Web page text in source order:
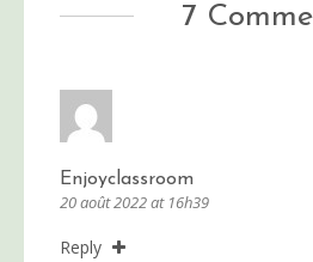
7
Enjoyclassroom
20 août 2022 at 16h39
Reply